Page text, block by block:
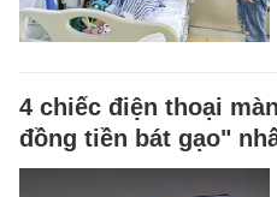
4 chiếc điện thoại
đồng tiền bát gạo"